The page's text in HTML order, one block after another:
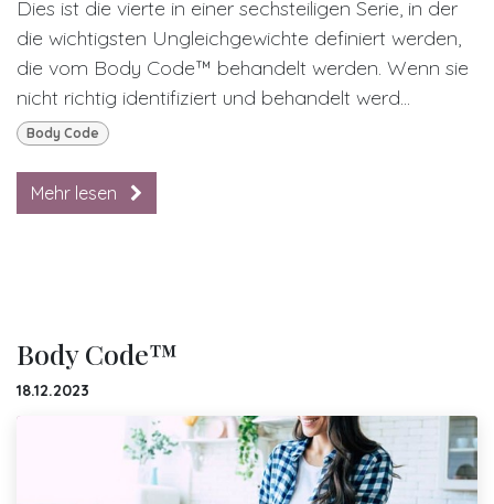
Dies ist die vierte in einer sechsteiligen Serie, in der
die wichtigsten Ungleichgewichte definiert werden,
die vom Body Code™ behandelt werden. Wenn sie
nicht richtig identifiziert und behandelt werd...
Body Code
Mehr lesen
Body Code™
18.12.2023